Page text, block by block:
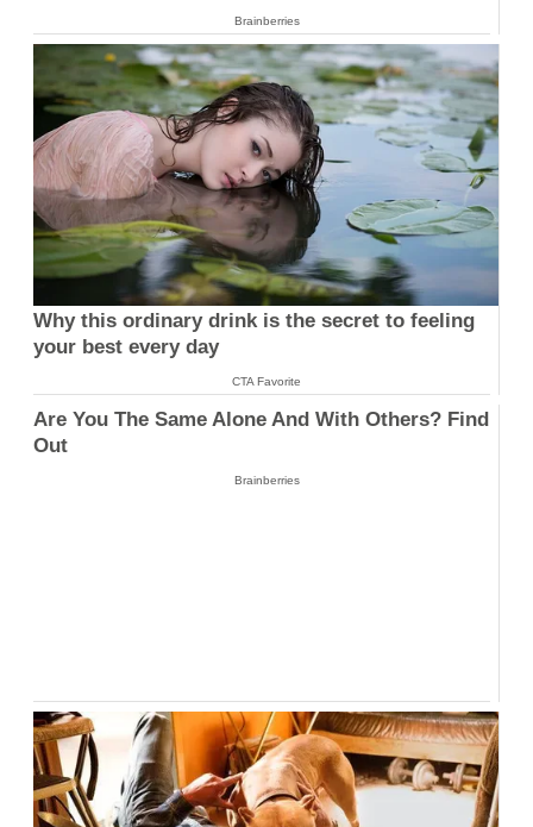
Brainberries
Why this ordinary drink is the secret to feeling
your best every day
CTA Favorite
Are You The Same Alone And With Others? Find
Out
Brainberries